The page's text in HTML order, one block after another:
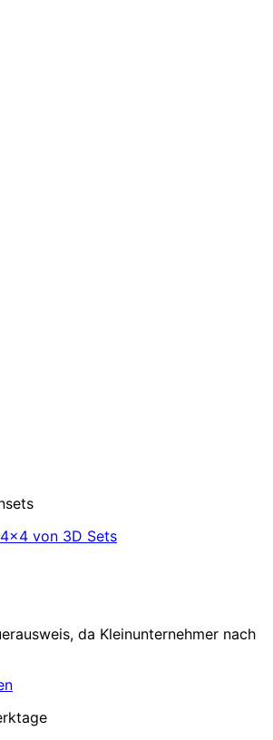
von 3D Sets
da Kleinunternehmer nach